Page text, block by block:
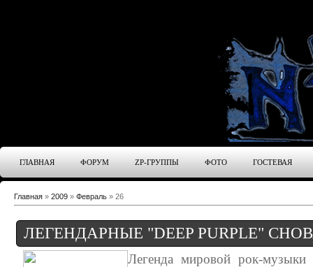
ГЛАВНАЯ ФОРУМ ZP-ГРУППЫ ФОТО ГОСТЕВАЯ
Главная » 2009 » Февраль » 26
ЛЕГЕНДАРНЫЕ "DEEP PURPLE"
Легенда мировой рок-музыки